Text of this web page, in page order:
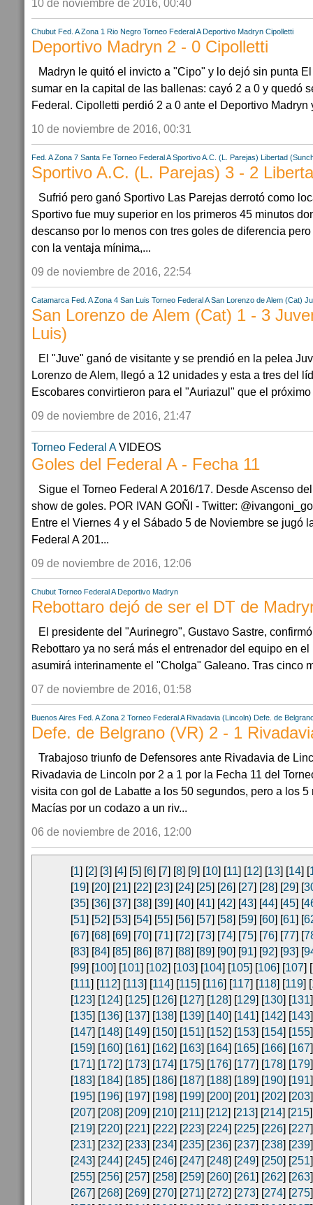
10 de noviembre de 2016, 00:40
Chubut Fed. A Zona 1 Rio Negro Torneo Federal A Deportivo Madryn Cipolletti
Deportivo Madryn 2 - 0 Cipolletti
Madryn le quitó el invicto a "Cipo" y lo dejó sin punta
sumar en la capital de las ballenas: cayó 2 a 0 y quedó
Federal. Cipolletti perdió 2 a 0 ante el Deportivo Madryn
10 de noviembre de 2016, 00:31
Fed. A Zona 7 Santa Fe Torneo Federal A Sportivo A.C. (L. Parejas) Libertad
Sportivo A.C. (L. Parejas) 3 - 2
Sufrió pero ganó Sportivo Las Parejas derrotó como
Sportivo fue muy superior en los primeros 45 minutos
descanso por lo menos con tres goles de diferencia
con la ventaja mínima,...
09 de noviembre de 2016, 22:54
Catamarca Fed. A Zona 4 San Luis Torneo Federal A San Lorenzo de Alem (Cat)
San Lorenzo de Alem (Cat) 1 - 3
Luis)
El "Juve" ganó de visitante y se prendió en la pelea
Lorenzo de Alem, llegó a 12 unidades y esta a tres del
Escobares convirtieron para el "Auriazul" que el próximo
09 de noviembre de 2016, 21:47
Torneo Federal AVIDEOS
Goles del Federal A - Fecha 11
Sigue el Torneo Federal A 2016/17. Desde Ascenso
show de goles. POR IVAN GOÑI - Twitter:
Entre el Viernes 4 y el Sábado 5 de Noviembre se jugó
Federal A 201...
09 de noviembre de 2016, 12:06
Chubut Torneo Federal A Deportivo Madryn
Rebottaro dejó de ser el DT de
El presidente del "Aurinegro", Gustavo Sastre,
Rebottaro ya no será más el entrenador del equipo en
asumirá interinamente el "Cholga" Galeano. Tras cinco
07 de noviembre de 2016, 01:58
Buenos Aires Fed. A Zona 2 Torneo Federal A Rivadavia (Lincoln) Defe. de
Defe. de Belgrano (VR) 2 - 1
Trabajoso triunfo de Defensores ante Rivadavia de
Rivadavia de Lincoln por 2 a 1 por la Fecha 11 del
visita con gol de Labatte a los 50 segundos, pero a los
Macías por un codazo a un riv...
06 de noviembre de 2016, 12:00
[1] [2] [3] [4] [5] [6] [7] [8] [9] [10] [11] [12] [13] [14] [
[19] [20] [21] [22] [23] [24] [25] [26] [27] [28] [29] [
[35] [36] [37] [38] [39] [40] [41] [42] [43] [44] [45] [
[51] [52] [53] [54] [55] [56] [57] [58] [59] [60] [61] [
[67] [68] [69] [70] [71] [72] [73] [74] [75] [76] [77] [
[83] [84] [85] [86] [87] [88] [89] [90] [91] [92] [93] [
[99] [100] [101] [102] [103] [104] [105] [106] [107] [
[111] [112] [113] [114] [115] [116] [117] [118] [119] [
[123] [124] [125] [126] [127] [128] [129] [130] [131
[135] [136] [137] [138] [139] [140] [141] [142] [143
[147] [148] [149] [150] [151] [152] [153] [154] [155
[159] [160] [161] [162] [163] [164] [165] [166] [167
[171] [172] [173] [174] [175] [176] [177] [178] [179
[183] [184] [185] [186] [187] [188] [189] [190] [191
[195] [196] [197] [198] [199] [200] [201] [202] [203
[207] [208] [209] [210] [211] [212] [213] [214] [215
[219] [220] [221] [222] [223] [224] [225] [226] [227
[231] [232] [233] [234] [235] [236] [237] [238] [239
[243] [244] [245] [246] [247] [248] [249] [250] [251
[255] [256] [257] [258] [259] [260] [261] [262] [263
[267] [268] [269] [270] [271] [272] [273] [274] [275